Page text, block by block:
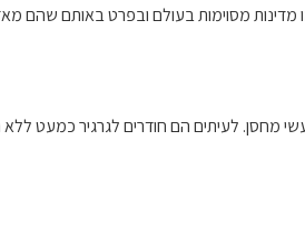
מסוימות בעולם ובפרט באותם שהם
מחסן. לעיתים הם חודרים לגרגיר כמעט